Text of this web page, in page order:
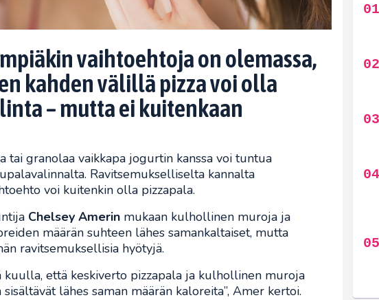
vaihtoehtoja on olemassa,
kahden välillä pizza voi olla
– mutta ei kuitenkaan
tai granolaa vaikkapa jogurtin kanssa voi tuntua
Ravitsemukselliselta kannalta
voi kuitenkin olla pizzapala.
Chelsey Amerin mukaan kulhollinen muroja ja
määrän suhteen lähes samankaltaiset, mutta
ravitsemuksellisia hyötyjä.
kuulla, että keskiverto pizzapala ja kulhollinen muroja
sisältävät lähes saman määrän kaloreita”, Amer kertoi.